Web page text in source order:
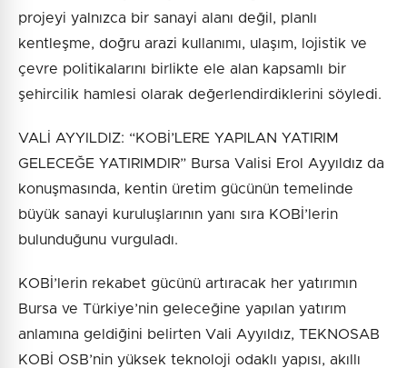
projeyi yalnızca bir sanayi alanı değil, planlı
kentleşme, doğru arazi kullanımı, ulaşım, lojistik ve
çevre politikalarını birlikte ele alan kapsamlı bir
şehircilik hamlesi olarak değerlendirdiklerini söyledi.
VALİ AYYILDIZ: “KOBİ’LERE YAPILAN YATIRIM
GELECEĞE YATIRIMDIR” Bursa Valisi Erol Ayyıldız da
konuşmasında, kentin üretim gücünün temelinde
büyük sanayi kuruluşlarının yanı sıra KOBİ’lerin
bulunduğunu vurguladı.
KOBİ’lerin rekabet gücünü artıracak her yatırımın
Bursa ve Türkiye’nin geleceğine yapılan yatırım
anlamına geldiğini belirten Vali Ayyıldız, TEKNOSAB
KOBİ OSB’nin yüksek teknoloji odaklı yapısı, akıllı